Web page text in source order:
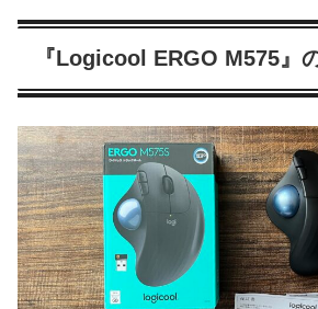
『Logicool ERGO M575』